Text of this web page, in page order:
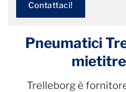
Contattaci!
Pneumatici
Trelleborg è